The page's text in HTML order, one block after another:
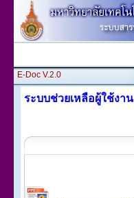
E-Doc V.2.0
ระบบช่วยเหลือผู้ใช้งาน